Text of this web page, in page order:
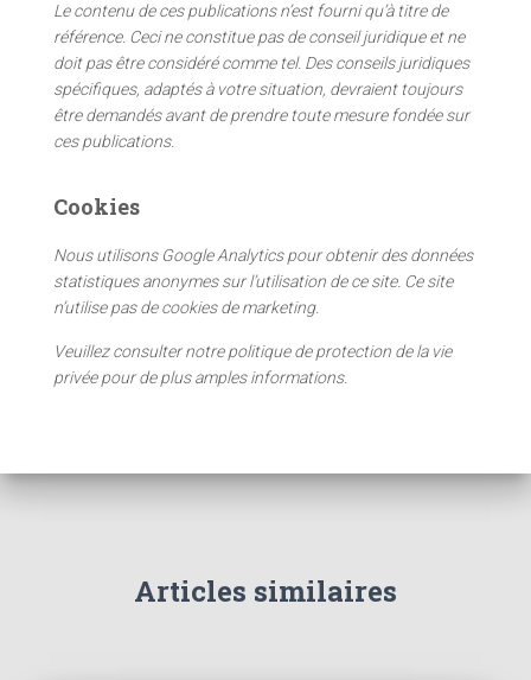
h
e
r
:
Le contenu de ces publications n’est fourni qu’à titre de
référence. Ceci ne constitue pas de conseil juridique et ne
doit pas être considéré comme tel. Des conseils juridiques
spécifiques, adaptés à votre situation, devraient toujours
être demandés avant de prendre toute mesure fondée sur
ces publications.
Cookies
Nous utilisons Google Analytics pour obtenir des données
statistiques anonymes sur l’utilisation de ce site. Ce site
n’utilise pas de cookies de marketing.
Veuillez consulter notre politique de protection de la vie
privée pour de plus amples informations.
Articles similaires